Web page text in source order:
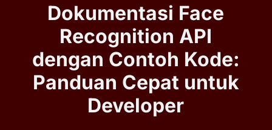
Dokumentasi Face
Recognition API
dengan Contoh Kode:
Panduan Cepat untuk
Developer